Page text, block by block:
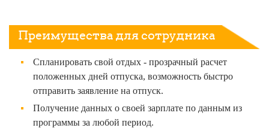
Преимущества для сотрудника
Спланировать свой отдых - прозрачный расчет
положенных дней отпуска, возможность быстро
отправить заявление на отпуск.
Получение данных о своей зарплате по данным из
программы за любой период.